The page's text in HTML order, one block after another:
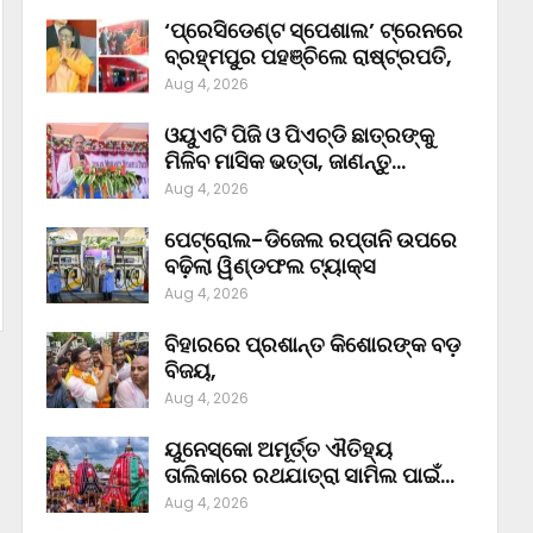
‘ପ୍ରେସିଡେଣ୍ଟ ସ୍ପେଶାଲ’ ଟ୍ରେନରେ
ବ୍ରହ୍ମପୁର ପହଞ୍ଚିଲେ ରାଷ୍ଟ୍ରପତି,
Aug 4, 2026
ଓୟୁଏଟି ପିଜି ଓ ପିଏଚ୍‌ଡି ଛାତ୍ରଙ୍କୁ
ମିଳିବ ମାସିକ ଭତ୍ତା, ଜାଣନ୍ତୁ…
Aug 4, 2026
ପେଟ୍ରୋଲ-ଡିଜେଲ ରପ୍ତାନି ଉପରେ
ବଢ଼ିଲା ୱିଣ୍ଡଫଲ ଟ୍ୟାକ୍ସ
Aug 4, 2026
ବିହାରରେ ପ୍ରଶାନ୍ତ କିଶୋରଙ୍କ ବଡ଼
ବିଜୟ,
Aug 4, 2026
ୟୁନେସ୍କୋ ଅମୂର୍ତ୍ତ ଐତିହ୍ୟ
ତାଲିକାରେ ରଥଯାତ୍ରା ସାମିଲ ପାଇଁ…
Aug 4, 2026